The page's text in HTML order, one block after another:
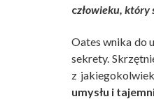
człowieku, który
Oates wnika do
sekrety.
z
umysłu i